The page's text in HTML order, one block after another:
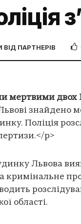
ПАРТНЕРІВ
мертвими двох
знайдено
Поліція
p>
Львова
кримінальне
області.